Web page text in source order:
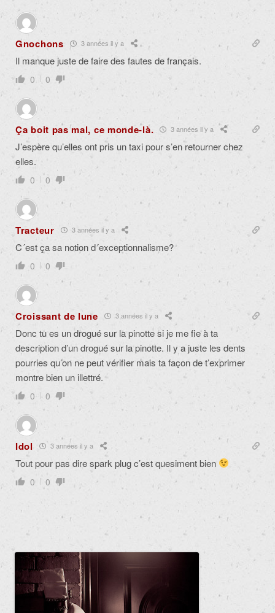
Gnochons 3 années il y a
Il manque juste de faire des fautes de français.
0 0
Ça boit pas mal, ce monde-là. 3 années il y a
J’espère qu’elles ont pris un taxi pour s’en retourner chez
elles.
0 0
Tracteur 3 années il y a
C´est ça sa notion d´exceptionnalisme?
0 0
Croissant de lune 3 années il y a
Donc tu es un drogué sur la pinotte si je me fie à ta
description d’un drogué sur la pinotte. Il y a juste les dents
pourries qu’on ne peut vérifier mais ta façon de t’exprimer
montre bien un illettré.
0 0
Idol 3 années il y a
Tout pour pas dire spark plug c’est quesiment bien
0 0